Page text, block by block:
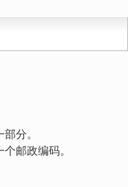
分。
邮政编码。